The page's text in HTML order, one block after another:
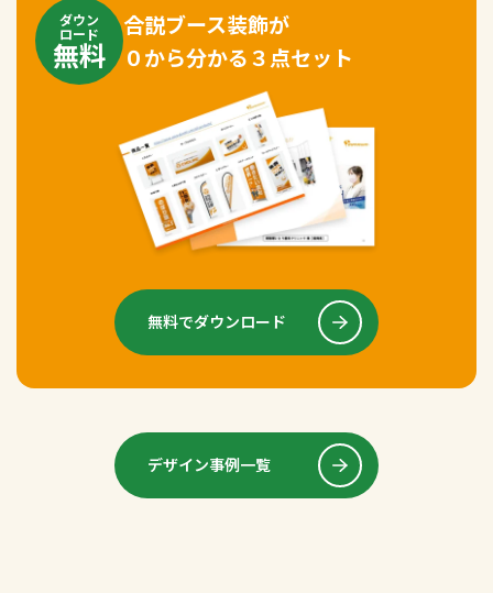
ダウン
ロード
無料
合説ブース装飾が
０から分かる３点セット
無料でダウンロード
デザイン事例一覧